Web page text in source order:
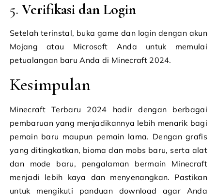
5. Verifikasi dan Login
Setelah terinstal, buka game dan login dengan akun
Mojang atau Microsoft Anda untuk memulai
petualangan baru Anda di Minecraft 2024.
Kesimpulan
Minecraft Terbaru 2024 hadir dengan berbagai
pembaruan yang menjadikannya lebih menarik bagi
pemain baru maupun pemain lama. Dengan grafis
yang ditingkatkan, bioma dan mobs baru, serta alat
dan mode baru, pengalaman bermain Minecraft
menjadi lebih kaya dan menyenangkan. Pastikan
untuk mengikuti panduan download agar Anda